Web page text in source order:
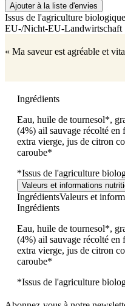
Ajouter à la liste d'envies
Issus de l'agriculture
EU-/Nicht-EU-Landwirtschaft
« Ma saveur est agréable et
Ingrédients
Eau, huile de tournesol*,
(4%) ail sauvage récolté
extra vierge, jus de citron
caroube*
*Issus de l'agriculture
Valeurs et informations
IngrédientsValeurs et
Ingrédients
Eau, huile de tournesol*,
(4%) ail sauvage récolté
extra vierge, jus de citron
caroube*
*Issus de l'agriculture